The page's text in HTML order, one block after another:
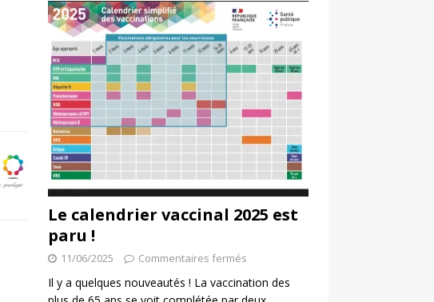
Le calendrier vaccinal 2025 est
paru !
11/06/2025 Commentaires fermés
Il y a quelques nouveautés ! La vaccination des